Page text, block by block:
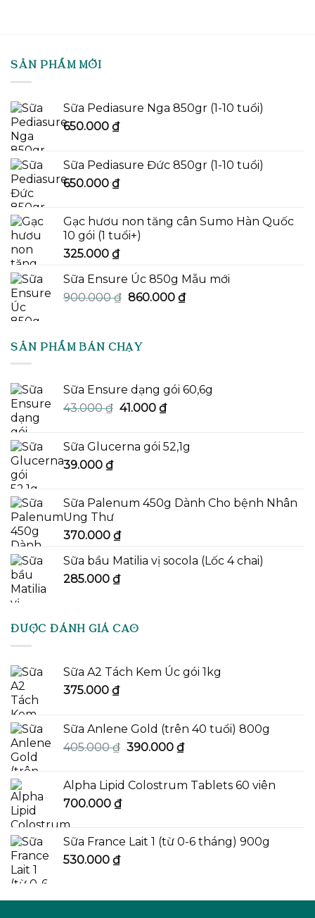
SẢN PHẨM MỚI
Sữa Pediasure Nga 850gr (1-10 tuổi)
650.000 ₫
Sữa Pediasure Đức 850gr (1-10 tuổi)
650.000 ₫
Gạc hươu non tăng cân Sumo Hàn Quốc
10 gói (1 tuổi+)
325.000 ₫
Sữa Ensure Úc 850g Mẫu mới
900.000₫ Giá
900.000 ₫.
860.000 ₫Giá
SẢN PHẨM BÁN CHẠY
Sữa Ensure dạng gói 60,6g
43.000₫ Giá
43.000 ₫.
41.000 ₫Giá
là:
Sữa Glucerna gói 52,1g
39.000 ₫
Sữa Palenum 450g Dành Cho bệnh Nhân
Ung Thư
370.000 ₫
Sữa bầu Matilia vị socola (Lốc 4 chai)
285.000 ₫
ĐƯỢC ĐÁNH GIÁ CAO
Sữa A2 Tách Kem Úc gói 1kg
375.000 ₫
Sữa Anlene Gold (trên 40 tuổi) 800g
405.000₫ Giá
405.000 ₫.
390.000 ₫Giá
là:
Alpha Lipid Colostrum Tablets 60 viên
700.000 ₫
Sữa France Lait 1 (từ 0-6 tháng) 900g
530.000 ₫